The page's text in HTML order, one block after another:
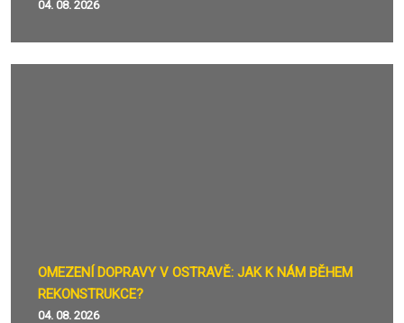
04. 08. 2026
OMEZENÍ DOPRAVY V OSTRAVĚ: JAK K NÁM BĚHEM
REKONSTRUKCE?
04. 08. 2026